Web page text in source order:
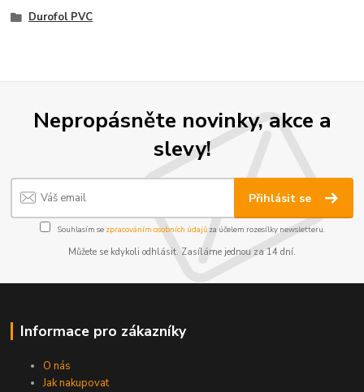
Durofol PVC
Nepropásněte novinky, akce a
slevy!
Přihlásit se
Souhlasím se zpracováním osobních údajůza účelem rozesílky newsletteru.
Můžete se kdykoli odhlásit. Zasíláme jednou za 14 dní.
Informace pro zákazníky
O nás
Jak nakupovat